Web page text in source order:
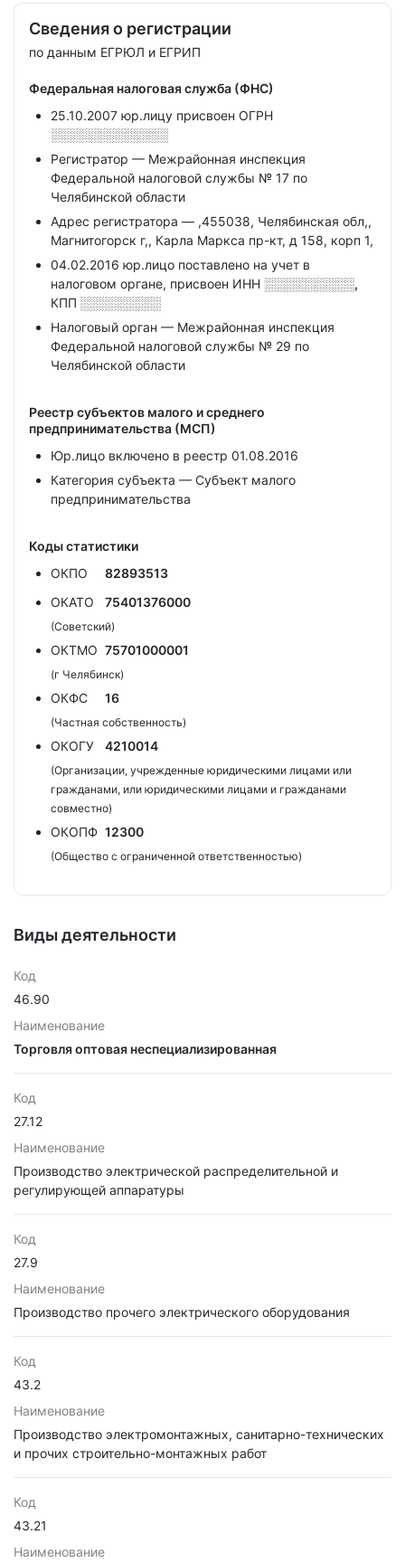
Сведения о регистрации
по данным ЕГРЮЛ и ЕГРИП
Федеральная налоговая служба (ФНС)
25.10.2007 юр.лицу присвоен ОГРН
░░░░░░░░░░░░░
Регистратор — Межрайонная инспекция
Федеральной налоговой службы № 17 по
Челябинской области
Адрес регистратора — ,455038, Челябинская обл,,
Магнитогорск г,, Карла Маркса пр-кт, д 158, корп 1,
04.02.2016 юр.лицо поставлено на учет в
налоговом органе, присвоен ИНН ░░░░░░░░░░,
КПП ░░░░░░░░░
Налоговый орган — Межрайонная инспекция
Федеральной налоговой службы № 29 по
Челябинской области
Реестр субъектов малого и среднего
предпринимательства (МСП)
Юр.лицо включено в реестр 01.08.2016
Категория субъекта — Субъект малого
предпринимательства
Коды статистики
ОКПО
82893513
ОКАТО
75401376000
(Советский)
ОКТМО 75701000001
(г Челябинск)
ОКФС 16
(Частная собственность)
ОКОГУ 4210014
(Организации, учрежденные юридическими лицами или
гражданами, или юридическими лицами и гражданами
совместно)
ОКОПФ 12300
(Общество с ограниченной ответственностью)
Виды деятельности
Код
46.90
Наименование
Торговля оптовая неспециализированная
Код
27.12
Наименование
Производство электрической распределительной и
регулирующей аппаратуры
Код
27.9
Наименование
Производство прочего электрического оборудования
Код
43.2
Наименование
Производство электромонтажных, санитарно-технических
и прочих строительно-монтажных работ
Код
43.21
Наименование